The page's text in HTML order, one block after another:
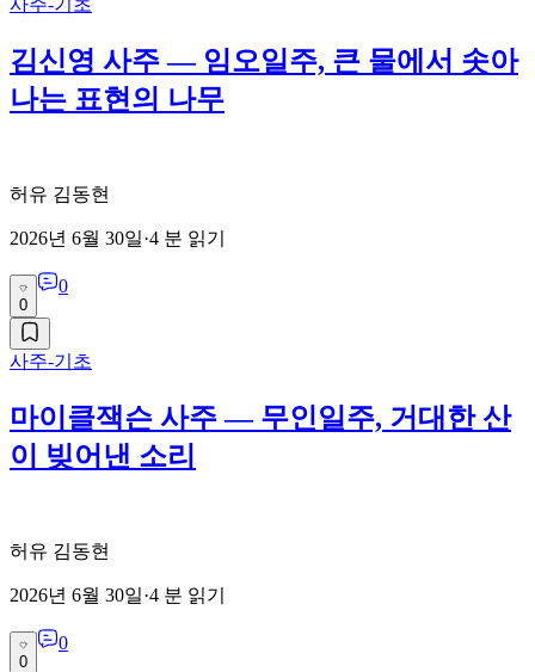
사주-기초
김신영 사주 — 임오일주, 큰 물에서 솟아
나는 표현의 나무
허유 김동현
2026년 6월 30일·4 분 읽기
0
0
사주-기초
마이클잭슨 사주 — 무인일주, 거대한 산
이 빚어낸 소리
허유 김동현
2026년 6월 30일·4 분 읽기
0
0